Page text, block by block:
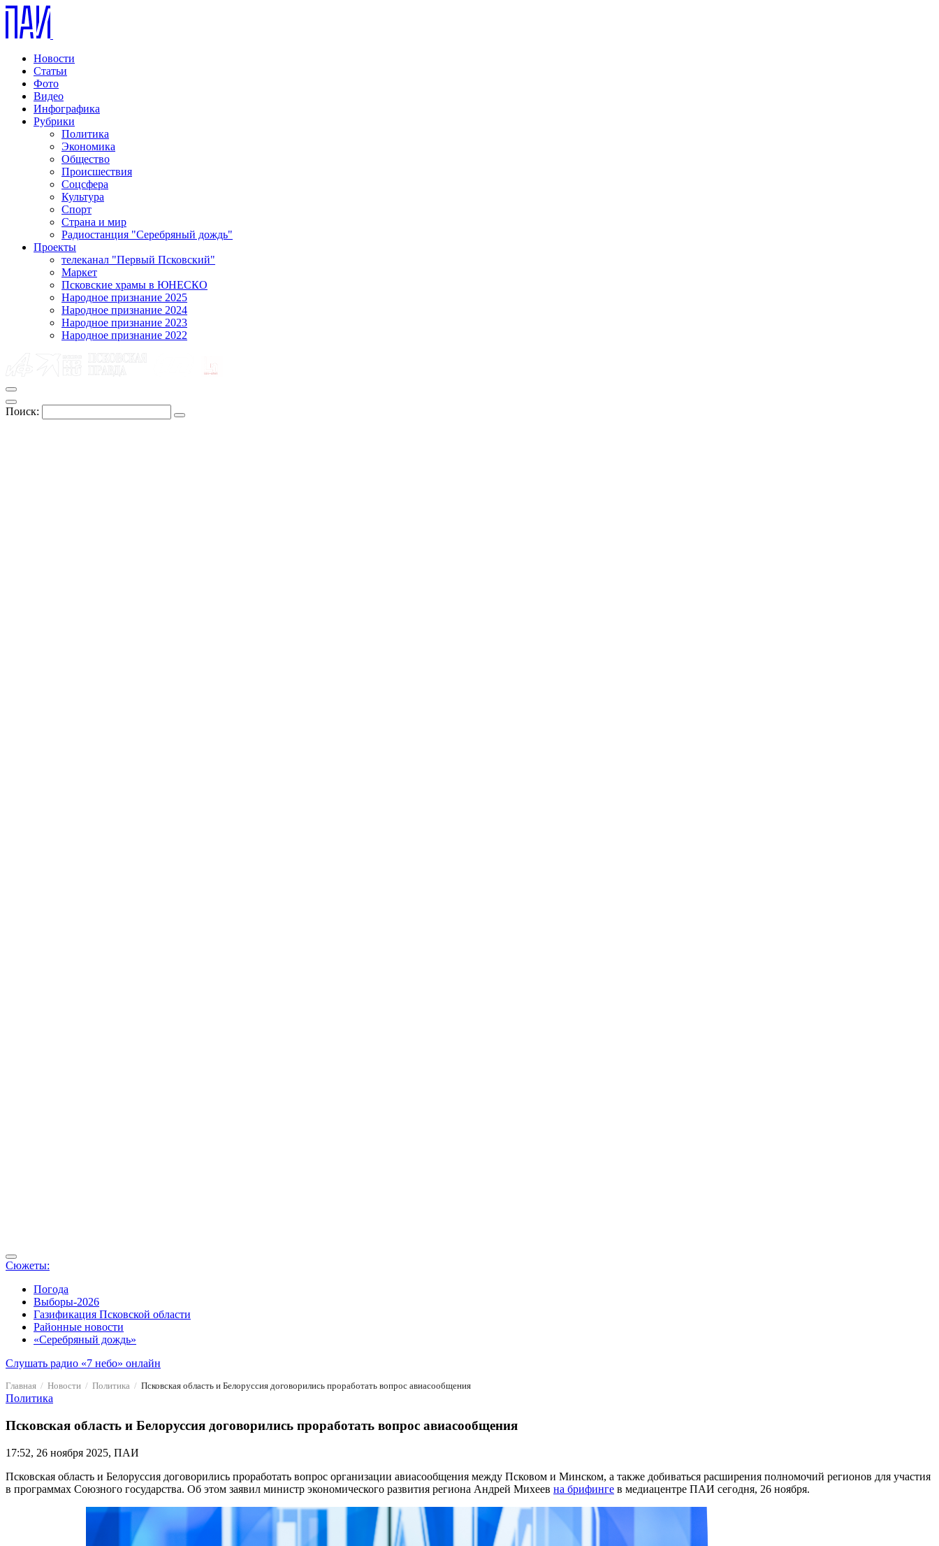
Новости
Статьи
Фото
Видео
Инфографика
Рубрики
Политика
Экономика
Общество
Происшествия
Соцсфера
Культура
Спорт
Страна и мир
Радиостанция "Серебряный дождь"
Проекты
телеканал "Первый Псковский"
Маркет
Псковские храмы в ЮНЕСКО
Народное признание 2025
Народное признание 2024
Народное признание 2023
Народное признание 2022
Поиск:
Сюжеты:
Погода
Выборы-2026
Газификация Псковской области
Районные новости
«Серебряный дождь»
Слушать радио «7 небо» онлайн
Главная Новости Политика Псковская область и Белоруссия договорились проработать вопрос авиасообщения
Политика
Псковская область и Белоруссия договорились проработать вопрос авиасообщения
17:52, 26 ноября 2025, ПАИ
Псковская область и Белоруссия договорились проработать вопрос организации авиасообщения между Псковом и Минском, а также добиваться расширения полномочий регионов для участия
в программах Союзного государства. Об этом заявил министр экономического развития региона Андрей Михеев на брифинге в медиацентре ПАИ сегодня, 26 ноября.